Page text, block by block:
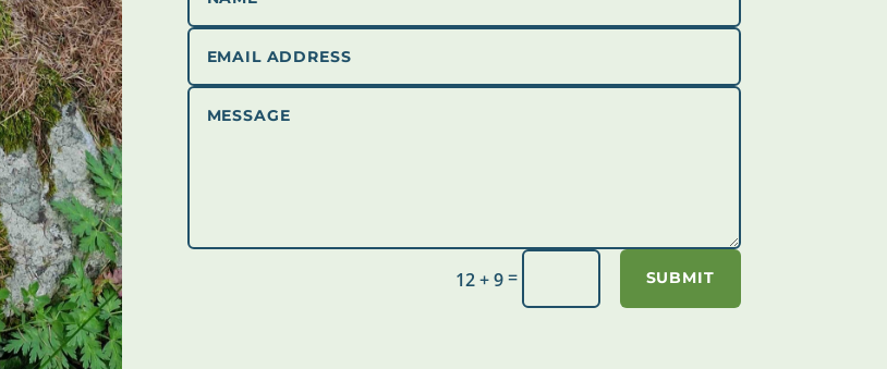
12 + 9= SUBMIT